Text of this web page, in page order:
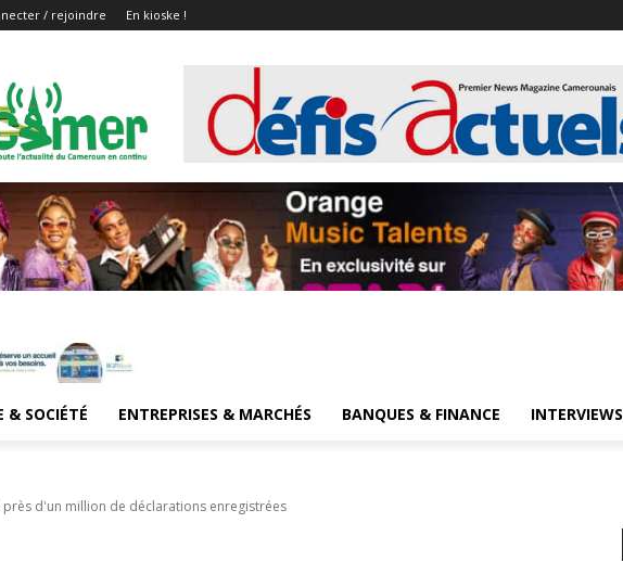
/ rejoindre En kioske !
& SOCIÉTÉ ENTREPRISES & MARCHÉS BANQUES & FINANCE INTERVIEWS
près d'un million de déclarations enregistrées